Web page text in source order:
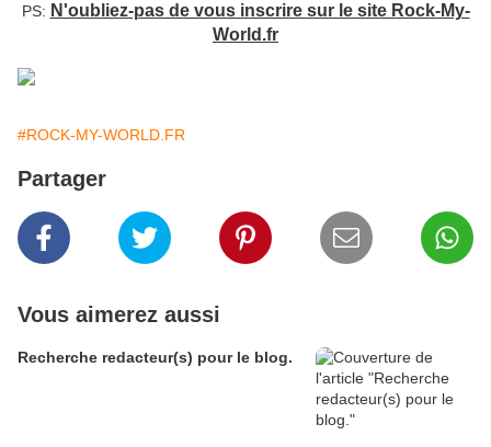
PS: N'oubliez-pas de vous inscrire sur le site Rock-My-
World.fr
#ROCK-MY-WORLD.FR
Partager
Vous aimerez aussi
Recherche redacteur(s) pour le blog.